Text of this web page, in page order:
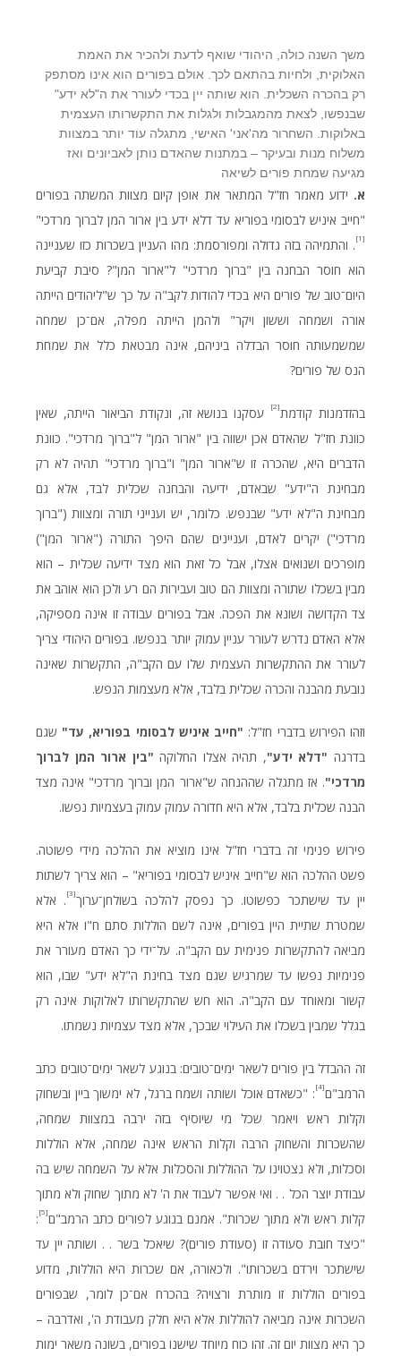
משך השנה כולה, היהודי שואף לדעת ולהכיר את האמת
האלוקית, ולחיות בהתאם לכך. אולם בפורים הוא אינו מסתפק
רק בהכרה השכלית. הוא שותה יין בכדי לעורר את ה"לא ידע"
שבנפשו, לצאת מהמגבלות ולגלות את התקשרותו העצמית
באלוקות. השחרור מה'אני' האישי, מתגלה עוד יותר במצוות
משלוח מנות ובעיקר – במתנות שהאדם נותן לאביונים ואז
מגיעה שמחת פורים לשיאה
א. ידוע מאמר חז"ל המתאר את אופן קיום מצוות המשתה בפורים
"חייב איניש לבסומי בפוריא עד דלא ידע בין ארור המן לברוך מרדכי"
[1]
. והתמיהה בזה גדולה ומפורסמת: מהו העניין בשכרות כזו שעניינה
הוא חוסר הבחנה בין "ברוך מרדכי" ל"ארור המן"? סיבת קביעת
היום־טוב של פורים היא בכדי להודות לקב"ה על כך ש"ליהודים הייתה
אורה ושמחה וששון ויקר" ולהמן הייתה מפלה, אם־כן שמחה
שמשמעותה חוסר הבדלה ביניהם, אינה מבטאת כלל את שמחת
הנס של פורים?
בהזדמנות קודמת [2]
עסקנו בנושא זה, ונקודת הביאור הייתה, שאין
כוונת חז"ל שהאדם אכן ישווה בין "ארור המן" ל"ברוך מרדכי". כוונת
הדברים היא, שהכרה זו ש"ארור המן" ו"ברוך מרדכי" תהיה לא רק
מבחינת ה"ידע" שבאדם, ידיעה והבחנה שכלית לבד, אלא גם
מבחינת ה"לא ידע" שבנפש. כלומר, יש וענייני תורה ומצוות ("ברוך
מרדכי") יקרים לאדם, ועניינים שהם היפך התורה ("ארור המן")
מופרכים ושנואים אצלו, אבל כל זאת הוא מצד ידיעה שכלית – הוא
מבין בשכלו שתורה ומצוות הם טוב ועבירות הם רע ולכן הוא אוהב את
צד הקדושה ושונא את הפכה. אבל בפורים עבודה זו אינה מספיקה,
אלא האדם נדרש לעורר עניין עמוק יותר בנפשו. בפורים היהודי צריך
לעורר את ההתקשרות העצמית שלו עם הקב"ה, התקשרות שאינה
נובעת מהבנה והכרה שכלית בלבד, אלא מעצמות הנפש.
וזהו הפירוש בדברי חז"ל: "חייב איניש לבסומי בפוריא, עד" שגם
בדרגה "דלא ידע", תהיה אצלו החלוקה "בין ארור המן לברוך
מרדכי". אז מתגלה שההנחה ש"ארור המן וברוך מרדכי" אינה מצד
הבנה שכלית בלבד, אלא היא חדורה עמוק עמוק בעצמיות נפשו.
פירוש פנימי זה בדברי חז"ל אינו מוציא את ההלכה מידי פשוטה.
פשט ההלכה הוא ש"חייב איניש לבסומי בפוריא" – הוא צריך לשתות
יין עד שישתכר כפשוטו. כך נפסק להלכה בשולחן־ערוך[3]
. אלא
שמטרת שתיית היין בפורים, אינה לשם הוללות סתם ח"ו אלא היא
מביאה להתקשרות פנימית עם הקב"ה. על־ידי כך האדם מעורר את
פנימיות נפשו עד שמרגיש שגם מצד בחינת ה"לא ידע" שבו, הוא
קשור ומאוחד עם הקב"ה. הוא חש שהתקשרותו לאלוקות אינה רק
בגלל שמבין בשכלו את העילוי שבכך, אלא מצד עצמיות נשמתו.
זה ההבדל בין פורים לשאר ימים־טובים: בנוגע לשאר ימים־טובים כתב
הרמב"ם[4]
: "כשאדם אוכל ושותה ושמח ברגל, לא ימשוך ביין ובשחוק
וקלות ראש ויאמר שכל מי שיוסיף בזה ירבה במצוות שמחה,
שהשכרות והשחוק הרבה וקלות הראש אינה שמחה, אלא הוללות
וסכלות, ולא נצטוינו על ההוללות והסכלות אלא על השמחה שיש בה
עבודת יוצר הכל . . ואי אפשר לעבוד את ה' לא מתוך שחוק ולא מתוך
קלות ראש ולא מתוך שכרות". אמנם בנוגע לפורים כתב הרמב"ם[5]
:
"כיצד חובת סעודה זו (סעודת פורים)? שיאכל בשר . . ושותה יין עד
שישתכר וירדם בשכרותו". ולכאורה, אם שכרות היא הוללות, מדוע
בפורים הוללות זו מותרת ורצויה? בהכרח אם־כן לומר, שבפורים
השכרות אינה מביאה להוללות אלא היא חלק מעבודת ה', ואדרבה –
כך היא מצוות יום זה. זהו כוח מיוחד שישנו בפורים, בשונה משאר ימות